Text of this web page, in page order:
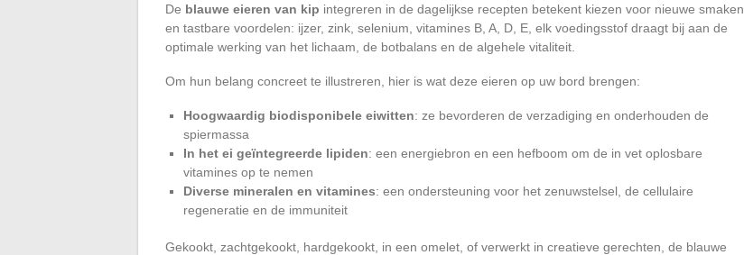
De blauwe eieren van kip integreren in de dagelijkse recepten betekent kiezen voor nieuwe smaken
en tastbare voordelen: ijzer, zink, selenium, vitamines B, A, D, E, elk voedingsstof draagt bij aan de
optimale werking van het lichaam, de botbalans en de algehele vitaliteit.
Om hun belang concreet te illustreren, hier is wat deze eieren op uw bord brengen:
Hoogwaardig biodisponibele eiwitten: ze bevorderen de verzadiging en onderhouden de
spiermassa
In het ei geïntegreerde lipiden: een energiebron en een hefboom om de in vet oplosbare
vitamines op te nemen
Diverse mineralen en vitamines: een ondersteuning voor het zenuwstelsel, de cellulaire
regeneratie en de immuniteit
Gekookt, zachtgekookt, hardgekookt, in een omelet, of verwerkt in creatieve gerechten, de blauwe